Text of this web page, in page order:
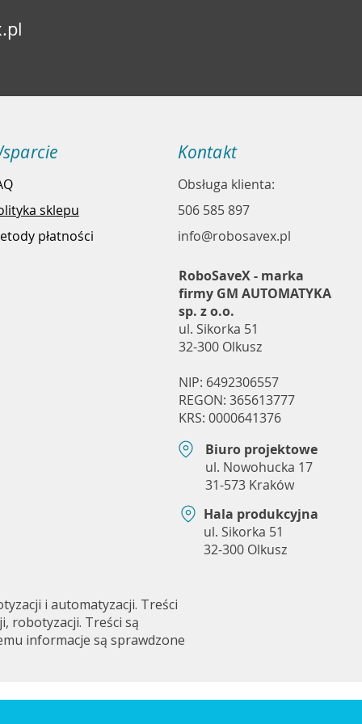
sklepu
płatności
Kontakt
Obsługa klienta:
506 585 897
info@robosavex.pl
RoboSaveX - marka
firmy GM AUTOMATYKA
sp. z o.o.
ul. Sikorka 51
32-300 Olkusz
NIP: 6492306557
REGON: 365613777
KRS: 0000641376
Biuro projektowe
ul. Nowohucka 17
31-573 Kraków
Hala produkcyjna
ul. Sikorka 51
32-300 Olkusz
i automatyzacji. Treści
robotyzacji. Treści są
informacje są sprawdzone